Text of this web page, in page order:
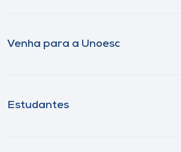
Venha para a Unoesc
Estudantes